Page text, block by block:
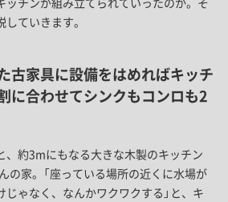
ていきます。
古家具に設備をはめればキッチ
に合わせてシンクもコンロも2
、約3mにもなる大きな木製のキッチン
の家。「座っている場所の近くに水場が
ゃなく、なんかワクワクする」と、キ